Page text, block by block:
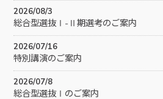
2026/08/3
総合型選抜Ⅰ-Ⅱ期選考のご案内
2026/07/16
特別講演のご案内
2026/07/8
総合型選抜Ⅰのご案内